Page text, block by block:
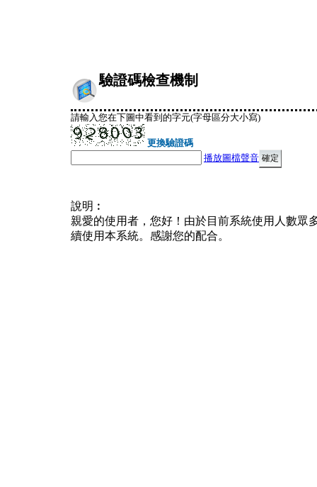
驗證碼檢查機制
請輸入您在下圖中看到的字元(字母區分大小寫)
更換驗證碼
播放圖檔聲音
說明︰
親愛的使用者，您好！由於目前系統使用人數眾
續使用本系統。感謝您的配合。